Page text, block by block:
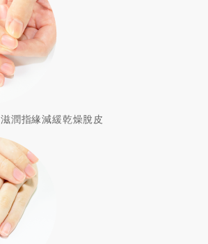
滋潤指緣減緩乾燥脫皮